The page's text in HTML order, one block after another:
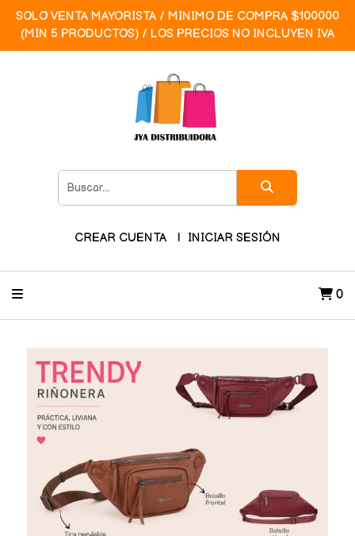
SOLO VENTA MAYORISTA / MINIMO DE COMPRA $100000
(MIN 5 PRODUCTOS) / LOS PRECIOS NO INCLUYEN IVA
CREAR CUENTA INICIAR SESIÓN
0